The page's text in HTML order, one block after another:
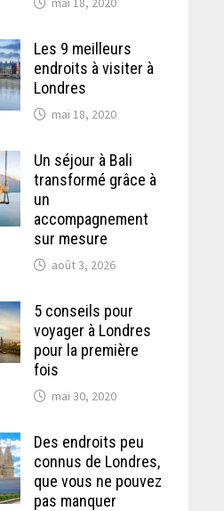
Les 9 meilleurs
endroits à visiter à
Londres
mai 18, 2020
Un séjour à Bali
transformé grâce à
un
accompagnement
sur mesure
août 3, 2026
5 conseils pour
voyager à Londres
pour la première
fois
mai 30, 2020
Des endroits peu
connus de Londres,
que vous ne pouvez
pas manquer